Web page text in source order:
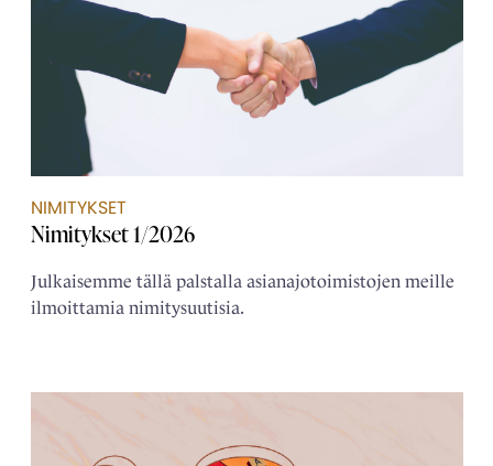
NIMITYKSET
Nimitykset 1/2026
Julkaisemme tällä palstalla asianajotoimistojen meille
ilmoittamia nimitysuutisia.